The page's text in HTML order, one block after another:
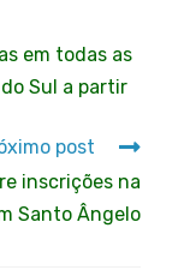
em todas as
Sul a partir
post
inscrições na
Santo Ângelo